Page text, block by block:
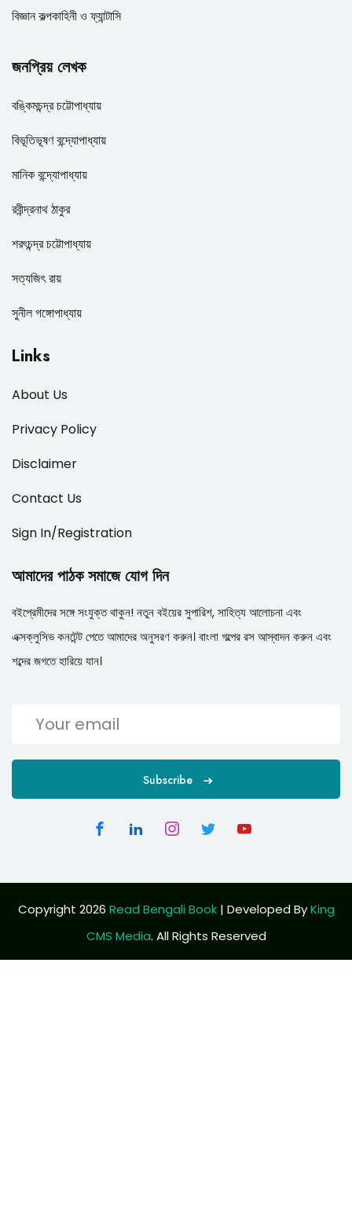
বিজ্ঞান কল্পকাহিনী ও ফ্যান্টাসি
জনপ্রিয় লেখক
বঙ্কিমচন্দ্র চট্টোপাধ্যায়
বিভূতিভূষণ বন্দ্যোপাধ্যায়
মানিক বন্দ্যোপাধ্যায়
রবীন্দ্রনাথ ঠাকুর
শরৎচন্দ্র চট্টোপাধ্যায়
সত্যজিৎ রায়
সুনীল গঙ্গোপাধ্যায়
Links
About Us
Privacy Policy
Disclaimer
Contact Us
Sign In/Registration
আমাদের পাঠক সমাজে যোগ দিন
বইপ্রেমীদের সঙ্গে সংযুক্ত থাকুন! নতুন বইয়ের সুপারিশ, সাহিত্য আলোচনা এবং
এক্সক্লুসিভ কনটেন্ট পেতে আমাদের অনুসরণ করুন। বাংলা গল্পের রস আস্বাদন করুন এবং
শব্দের জগতে হারিয়ে যান।
Subscribe
Copyright 2026 Read Bengali Book| Developed ByKing
CMS Media. All Rights Reserved